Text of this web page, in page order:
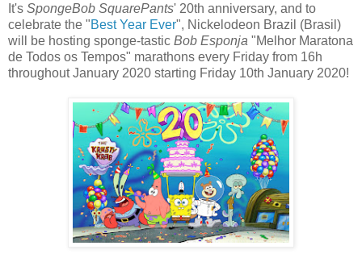
It's SpongeBob SquarePants' 20th anniversary, and to
celebrate the "Best Year Ever", Nickelodeon Brazil (Brasil)
will be hosting sponge-tastic Bob Esponja "Melhor Maratona
de Todos os Tempos" marathons every Friday from 16h
throughout January 2020 starting Friday 10th January 2020!